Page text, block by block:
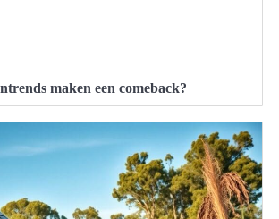
maken een comeback?